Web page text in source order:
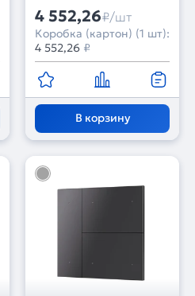
(Backlightless) (IARL,
IP20 Металл, 2 года)
4 552,26₽/шт
Коробка (картон) (1 шт):
4 552,26 ₽
В корзину